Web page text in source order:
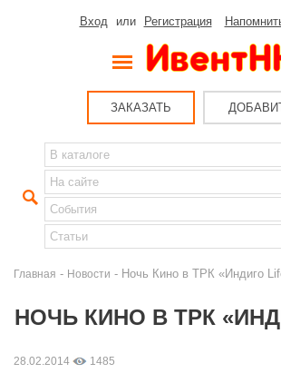
Вход или Регистрация
ЗАКАЗАТЬ
Главная - Новости - Ночь Кино в ТРК «Индиго
НОЧЬ КИНО В ТРК
28.02.2014 1485